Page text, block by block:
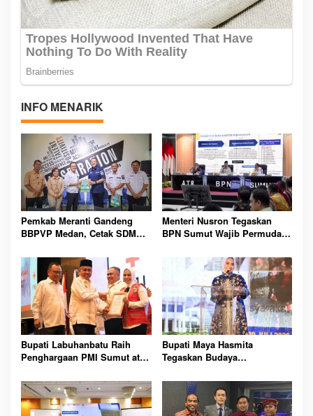
INFO MENARIK
Pemkab Meranti Gandeng
BBPVP Medan, Cetak SDM
Peluang Kerja Masyarakat
Menteri Nusron Tegaskan
BPN Sumut Wajib Permudah
Boleh Dipersulit Lagi
Bupati Labuhanbatu Raih
Penghargaan PMI Sumut atas
Bencana dan Kemanusiaan
Bersama
Bupati Maya Hasmita
Tegaskan Budaya
Hadapi Arus Modernisasi di
PRSU